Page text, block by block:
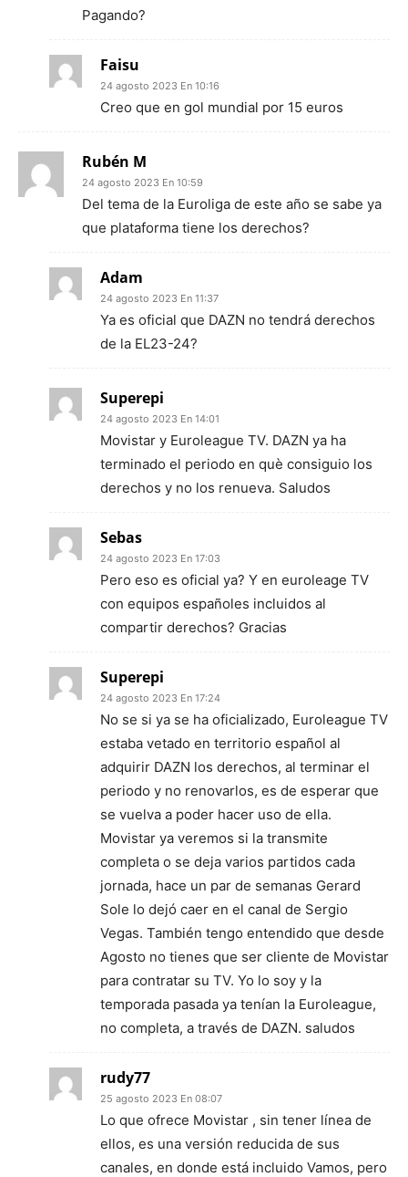
Pagando?
Faisu
24 agosto 2023 En 10:16
Creo que en gol mundial por 15 euros
Rubén M
24 agosto 2023 En 10:59
Del tema de la Euroliga de este año se sabe ya
que plataforma tiene los derechos?
Adam
24 agosto 2023 En 11:37
Ya es oficial que DAZN no tendrá derechos
de la EL23-24?
Superepi
24 agosto 2023 En 14:01
Movistar y Euroleague TV. DAZN ya ha
terminado el periodo en què consiguio los
derechos y no los renueva. Saludos
Sebas
24 agosto 2023 En 17:03
Pero eso es oficial ya? Y en euroleage TV
con equipos españoles incluidos al
compartir derechos? Gracias
Superepi
24 agosto 2023 En 17:24
No se si ya se ha oficializado, Euroleague TV
estaba vetado en territorio español al
adquirir DAZN los derechos, al terminar el
periodo y no renovarlos, es de esperar que
se vuelva a poder hacer uso de ella.
Movistar ya veremos si la transmite
completa o se deja varios partidos cada
jornada, hace un par de semanas Gerard
Sole lo dejó caer en el canal de Sergio
Vegas. También tengo entendido que desde
Agosto no tienes que ser cliente de Movistar
para contratar su TV. Yo lo soy y la
temporada pasada ya tenían la Euroleague,
no completa, a través de DAZN. saludos
rudy77
25 agosto 2023 En 08:07
Lo que ofrece Movistar , sin tener línea de
ellos, es una versión reducida de sus
canales, en donde está incluido Vamos, pero